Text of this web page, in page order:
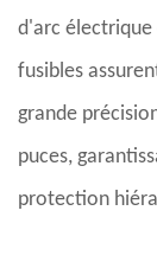
d'arc électrique
fusibles
grande
puces,
protection